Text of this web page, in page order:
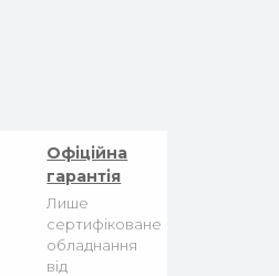
Офіційна
гарантія
Лише
сертифіковане
обладнання
від